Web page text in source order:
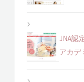
JNA認
アカデ